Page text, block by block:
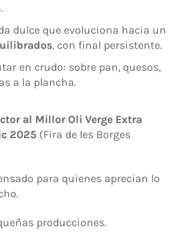
dulce que evoluciona hacia un
, con final persistente.
en crudo: sobre pan, quesos,
a la plancha.
al Millor Oli Verge Extra
2025 (Fira de les Borges
para quienes aprecian lo
producciones.